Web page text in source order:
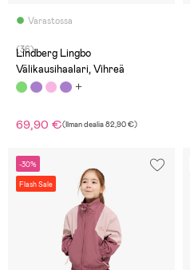
Varastossa
(36)
Lindberg Lingbo
Välikausihaalari, Vihreä
69,90 €(Ilman dealia82,90 €)
-30%
Flash Sale